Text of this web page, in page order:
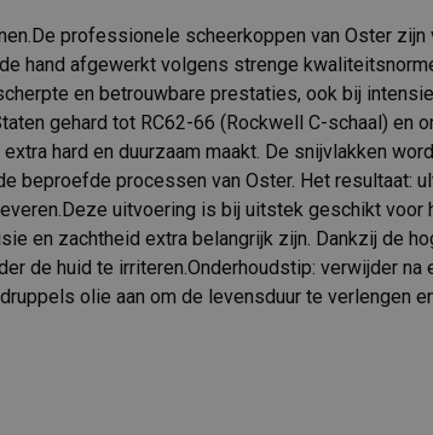
professionele scheerkoppen van Oster zijn
hand afgewerkt volgens strenge
en betrouwbare prestaties, ook bij
gehard tot RC62-66 (Rockwell C-schaal) en
hard en duurzaam maakt. De snijvlakken
beproefde processen van Oster. Het resultaat:
uitvoering is bij uitstek geschikt voor
en zachtheid extra belangrijk zijn. Dankzij de
de huid te irriteren.Onderhoudstip: verwijder na
olie aan om de levensduur te verlengen